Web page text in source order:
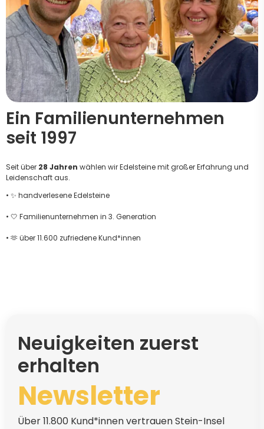
Ein Familienunternehmen
seit 1997
Seit über 28 Jahren wählen wir Edelsteine mit großer Erfahrung und
Leidenschaft aus.
• ✨ handverlesene Edelsteine
• 🤍 Familienunternehmen in 3. Generation
• 🫶 über 11.600 zufriedene Kund*innen
Neuigkeiten zuerst
erhalten
Newsletter
Über 11.800 Kund*innen vertrauen Stein-Insel